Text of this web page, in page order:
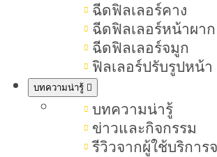
ฉีดฟิลเลอร์คาง
ฉีดฟิลเลอร์หน้าผาก
ฉีดฟิลเลอร์จมูก
ฟิลเลอร์ปรับรูปหน้า
บทความน่ารู้
บทความน่ารู้
ข่าวและกิจกรรม
รีวิวจากผู้ใช้บริการ
โครงสร้างและหน้าที่ของคอลลาเจ
คอลลาเจนประกอบด้วยกร
หลัก 3 ชนิด ได้แก่ ไกลซีน
โพรลีน (Proline), และไฮด
ลีน (Hydroxyproline) ซึ่งร
สายโปรตีนแบบ Triple